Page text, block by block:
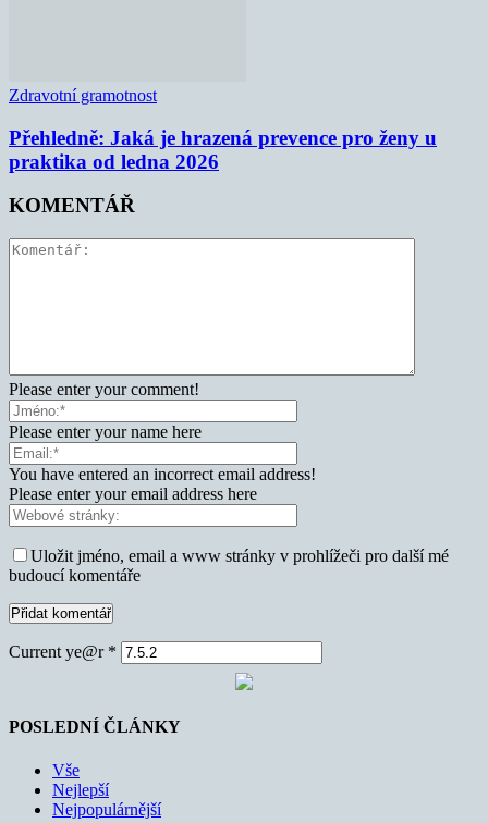
Zdravotní gramotnost
Přehledně: Jaká je hrazená prevence pro ženy u
praktika od ledna 2026
KOMENTÁŘ
Please enter your comment!
Please enter your name here
You have entered an incorrect email address!
Please enter your email address here
Uložit jméno, email a www stránky v prohlížeči pro další mé
budoucí komentáře
Current ye@r *
POSLEDNÍ ČLÁNKY
Vše
Nejlepší
Nejpopulárnější